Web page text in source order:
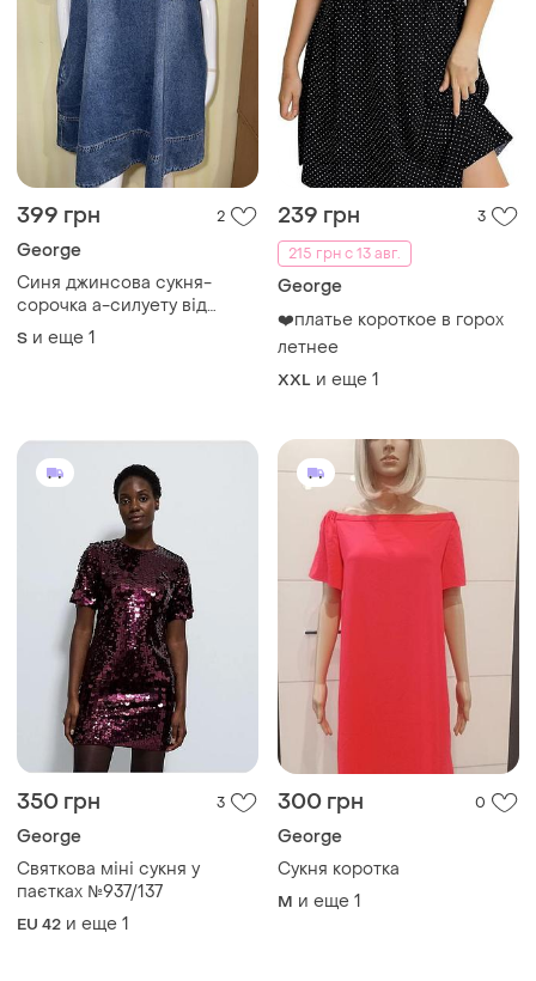
399 грн 2
George
Синя джинсова сукня-
сорочка а-силуету від
бренду george з короткими
рукавами
S и еще 1
239 грн
3
215 грн с 13 авг.
George
❤️платье короткое в горох
летнее
XXL и еще 1
350 грн 3
George
Святкова міні сукня у
паєтках №937/137
EU 42 и еще 1
300 грн 0
George
Сукня коротка
M и еще 1